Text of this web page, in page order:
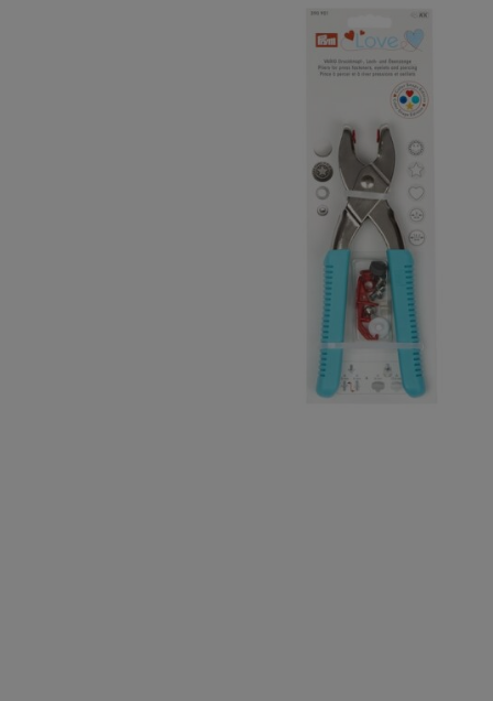
Πλέγματα